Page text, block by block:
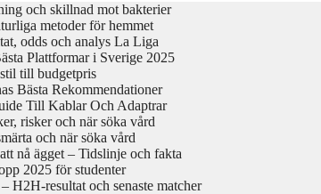
och skillnad mot bakterier
metoder för hemmet
odds och analys La Liga
Plattformar i Sverige 2025
till budgetpris
Bästa Rekommendationer
Till Kablar Och Adaptrar
risker och när söka vård
och när söka vård
nå ägget – Tidslinje och fakta
2025 för studenter
H2H-resultat och senaste matcher